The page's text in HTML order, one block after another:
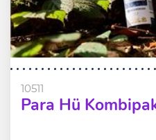
10511
Para Hü